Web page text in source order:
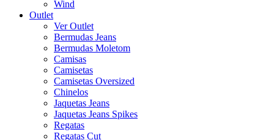
Wind
Outlet
Ver Outlet
Bermudas Jeans
Bermudas Moletom
Camisas
Camisetas
Camisetas Oversized
Chinelos
Jaquetas Jeans
Jaquetas Jeans Spikes
Regatas
Regatas Cut